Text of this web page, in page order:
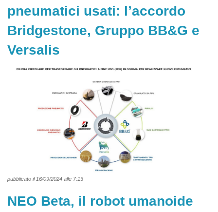
pneumatici usati: l’accordo
Bridgestone, Gruppo BB&G e
Versalis
pubblicato il 16/09/2024 alle 7:13
NEO Beta, il robot umanoide